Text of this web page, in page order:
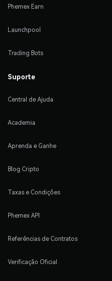
Phemex Earn
Launchpool
Trading Bots
Suporte
Central de Ajuda
Academia
Aprenda e Ganhe
Blog Cripto
Taxas e Condições
Phemex API
Referências de Contratos
Verificação Oficial